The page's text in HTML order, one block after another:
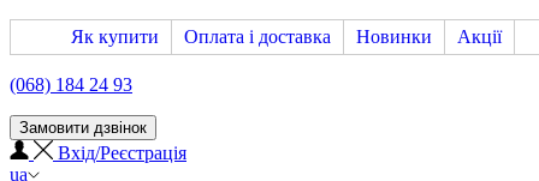
Як купити Оплата і доставка Новинки Акції
(068) 184 24 93
Замовити дзвінок
Вхід/Реєстрація
ua